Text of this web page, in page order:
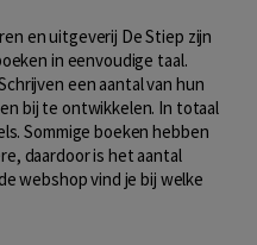
en uitgeverij De Stiep zijn
in eenvoudige taal.
een aantal van hun
bij te ontwikkelen. In totaal
Sommige boeken hebben
daardoor is het aantal
webshop vind je bij welke